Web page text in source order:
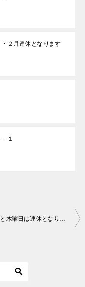
２月連休となります
１
水曜日と木曜日は連休となります